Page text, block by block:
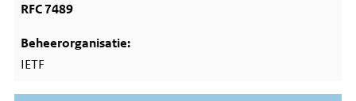
RFC 7489
IETF